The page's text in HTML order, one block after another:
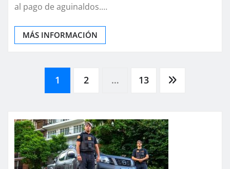
al pago de aguinaldos.…
MÁS INFORMACIÓN
Paginación
de
entradas
1 2 … 13